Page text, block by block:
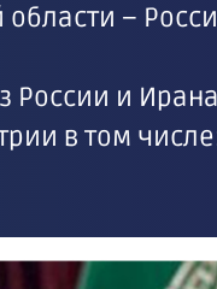
–
России и
в том